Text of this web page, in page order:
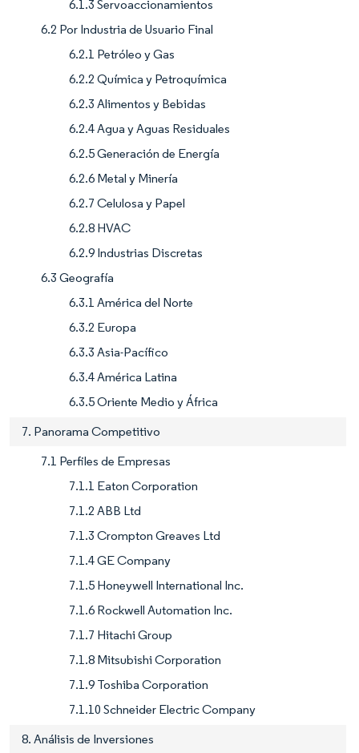
6.1.3 Servoaccionamientos
6.2 Por Industria de Usuario Final
6.2.1 Petróleo y Gas
6.2.2 Química y Petroquímica
6.2.3 Alimentos y Bebidas
6.2.4 Agua y Aguas Residuales
6.2.5 Generación de Energía
6.2.6 Metal y Minería
6.2.7 Celulosa y Papel
6.2.8 HVAC
6.2.9 Industrias Discretas
6.3 Geografía
6.3.1 América del Norte
6.3.2 Europa
6.3.3 Asia-Pacífico
6.3.4 América Latina
6.3.5 Oriente Medio y África
7. Panorama Competitivo
7.1 Perfiles de Empresas
7.1.1 Eaton Corporation
7.1.2 ABB Ltd
7.1.3 Crompton Greaves Ltd
7.1.4 GE Company
7.1.5 Honeywell International Inc.
7.1.6 Rockwell Automation Inc.
7.1.7 Hitachi Group
7.1.8 Mitsubishi Corporation
7.1.9 Toshiba Corporation
7.1.10 Schneider Electric Company
8. Análisis de Inversiones